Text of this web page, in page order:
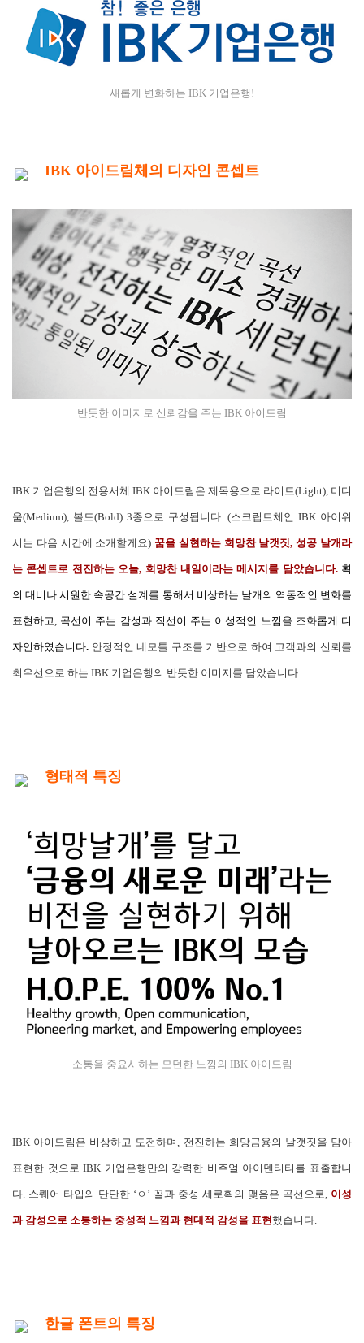
새롭게 변화하는 IBK 기업은행!
IBK 아이드림체의 디자인 콘셉트
반듯한 이미지로 신뢰감을 주는 IBK 아이드림
IBK 기업은행의 전용서체 IBK 아이드림은 제목용으로 라이트(Light), 미디
움(Medium), 볼드(Bold) 3종으로 구성됩니다. (스크립트체인 IBK 아이위
시는 다음 시간에 소개할게요) 꿈을 실현하는 희망찬 날갯짓, 성공 날개라
는 콘셉트로 전진하는 오늘, 희망찬 내일이라는 메시지를 담았습니다. 획
의 대비나 시원한 속공간 설계를 통해서 비상하는 날개의 역동적인 변화를
표현하고, 곡선이 주는 감성과 직선이 주는 이성적인 느낌을 조화롭게 디
자인하였습니다. 안정적인 네모틀 구조를 기반으로 하여 고객과의 신뢰를
최우선으로 하는 IBK 기업은행의 반듯한 이미지를 담았습니다.
형태적 특징
소통을 중요시하는 모던한 느낌의 IBK 아이드림
IBK 아이드림은 비상하고 도전하며, 전진하는 희망금융의 날갯짓을 담아
표현한 것으로 IBK 기업은행만의 강력한 비주얼 아이덴티티를 표출합니
다. 스퀘어 타입의 단단한 ‘ㅇ’ 꼴과 중성 세로획의 맺음은 곡선으로, 이성
과 감성으로 소통하는 중성적 느낌과 현대적 감성을 표현했습니다.
한글 폰트의 특징